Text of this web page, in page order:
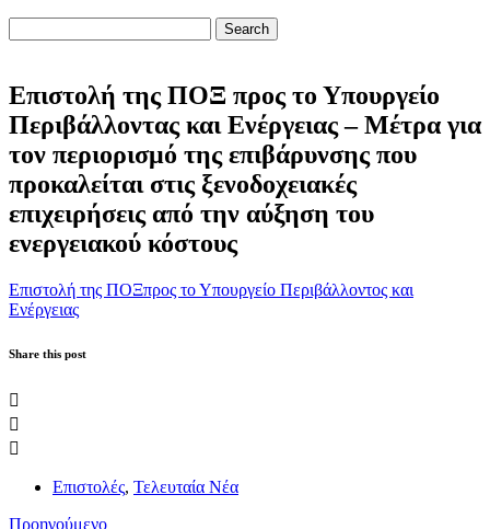
Search
Επιστολή της ΠΟΞ προς το Υπουργείο
Περιβάλλοντας και Ενέργειας – Μέτρα για
τoν περιορισμό της επιβάρυνσης που
προκαλείται στις ξενοδοχειακές
επιχειρήσεις από την αύξηση του
ενεργειακού κόστους
Επιστολή της ΠΟΞπρος το Υπουργείο Περιβάλλοντος και
Ενέργειας
Share this post
Επιστολές, Τελευταία Νέα
Προηγούμενο